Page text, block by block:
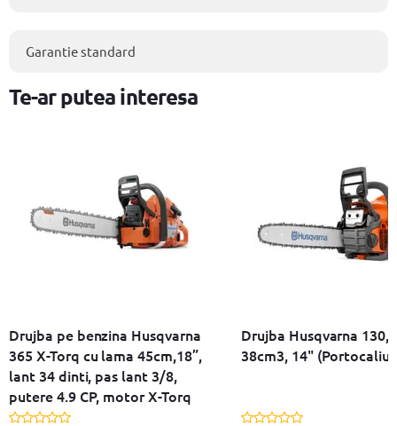
Garantie standard
Te-ar putea interesa
Drujba pe benzina Husqvarna
365 X-Torq cu lama 45cm,18”,
lant 34 dinti, pas lant 3/8,
putere 4.9 CP, motor X-Torq
Drujba Husqvarna 130,
38cm3, 14"